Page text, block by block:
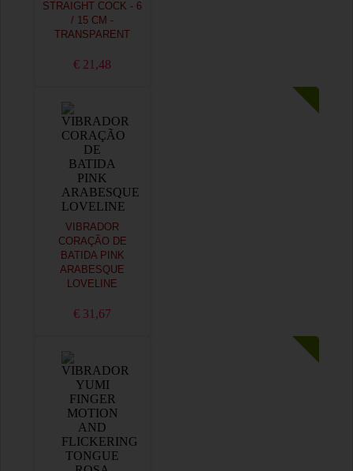
STRAIGHT COCK - 6
/ 15 CM -
TRANSPARENT
€ 21,48
VIBRADOR
CORAÇÃO DE
BATIDA PINK
ARABESQUE
LOVELINE
€ 31,67